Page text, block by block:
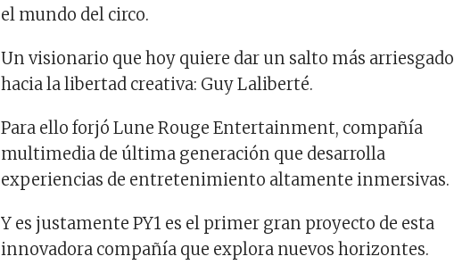
el mundo del circo.
Un visionario que hoy quiere dar un salto más arriesgado
hacia la libertad creativa: Guy Laliberté.
Para ello forjó Lune Rouge Entertainment, compañía
multimedia de última generación que desarrolla
experiencias de entretenimiento altamente inmersivas.
Y es justamente PY1 es el primer gran proyecto de esta
innovadora compañía que explora nuevos horizontes.